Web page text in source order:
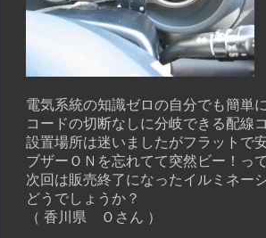
電気系統の知識ゼロの自分でも簡単
コードの切断なしに分岐できる配線コ
設置場所は迷いましたがフラットで
ブザーＯＮを忘れてて突然ビー！って
次回は販売終了になったイルミネーシ
どうでしょうか？
（ 香川県 Ｏさん ）